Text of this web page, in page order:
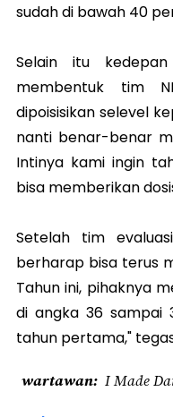
sudah di bawah 40
Selain itu
membentuk tim
dipoisisikan selevel
nanti benar-benar
Intinya kami ingin
bisa memberikan
Setelah tim
berharap bisa terus
Tahun ini, pihaknya
di angka 36 sampai
tahun pertama,"
wartawan I Made